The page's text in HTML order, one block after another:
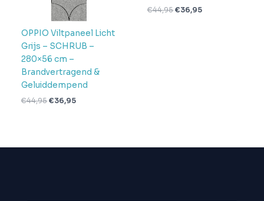
OPPIO Viltpaneel Licht
Grijs – SCHRUB –
280×56 cm –
Brandvertragend &
Geluiddempend
€44,95€36,95
€44,95€36,95